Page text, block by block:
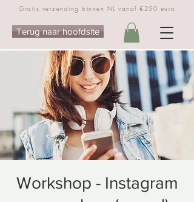
Gratis verzending binnen NL vanaf €250 euro
Terug naar hoofdsite
Workshop - Instagram